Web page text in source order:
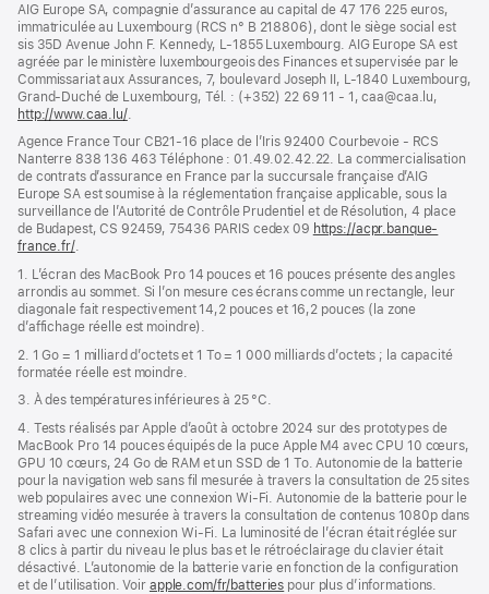
une
nouvelle
fenêtre)
AIG Europe SA, compagnie d’assurance au capital de 47 176 225 euros,
immatriculée au Luxembourg (RCS n° B 218806), dont le siège social est
sis 35D Avenue John F. Kennedy, L-1855 Luxembourg. AIG Europe SA est
agréée par le ministère luxembourgeois des Finances et supervisée par le
Commissariat aux Assurances, 7, boulevard Joseph II, L-1840 Luxembourg,
Grand-Duché de Luxembourg, Tél. : (+352) 22 69 11 - 1, caa@caa.lu,
http://www.caa.lu/(s’ouvre
une
nouvelle
fenêtre)
.
Agence France Tour CB21-16 place de l’Iris 92400 Courbevoie - RCS
Nanterre 838 136 463 Téléphone : 01.49.02.42.22. La commercialisation
de contrats d’assurance en France par la succursale française d’AIG
Europe SA est soumise à la réglementation française applicable, sous la
surveillance de l’Autorité de Contrôle Prudentiel et de Résolution, 4 place
de Budapest, CS 92459, 75436 PARIS cedex 09 https://acpr.banque-
france.fr/(s’ouvre
une
nouvelle
fenêtre)
.
1. L’écran des MacBook Pro 14 pouces et 16 pouces présente des angles
arrondis au sommet. Si l’on mesure ces écrans comme un rectangle, leur
diagonale fait respectivement 14,2 pouces et 16,2 pouces (la zone
d’affichage réelle est moindre).
2. 1 Go = 1 milliard d’octets et 1 To = 1 000 milliards d’octets ; la capacité
formatée réelle est moindre.
3. À des températures inférieures à 25 °C.
4. Tests réalisés par Apple d’août à octobre 2024 sur des prototypes de
MacBook Pro 14 pouces équipés de la puce Apple M4 avec CPU 10 cœurs,
GPU 10 cœurs, 24 Go de RAM et un SSD de 1 To. Autonomie de la batterie
pour la navigation web sans fil mesurée à travers la consultation de 25 sites
web populaires avec une connexion Wi-Fi. Autonomie de la batterie pour le
streaming vidéo mesurée à travers la consultation de contenus 1080p dans
Safari avec une connexion Wi-Fi. La luminosité de l’écran était réglée sur
8 clics à partir du niveau le plus bas et le rétroéclairage du clavier était
désactivé. L’autonomie de la batterie varie en fonction de la configuration
et de l’utilisation. Voir apple.com/fr/batteries pour plus d’informations.